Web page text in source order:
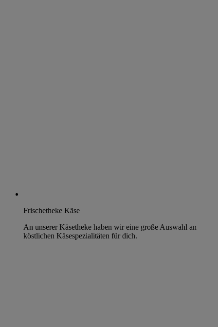
Frischetheke Käse
An unserer Käsetheke haben wir eine große Auswahl an
köstlichen Käsespezialitäten für dich.